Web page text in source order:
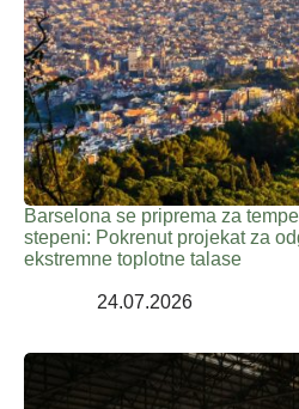
Barselona se priprema za
stepeni: Pokrenut projekat za
ekstremne toplotne talase
24.07.2026